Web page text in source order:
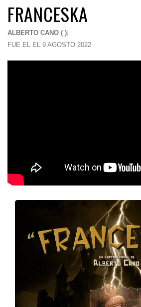
FRANCESKA
ALBERTO CANO ( );
FUE EL EL 9 AGOSTO 2022